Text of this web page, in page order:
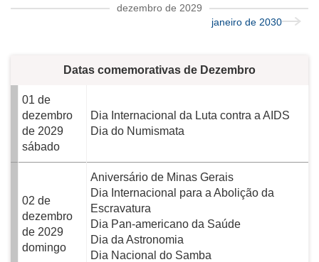
dezembro de 2029
janeiro de 2030
Datas comemorativas de Dezembro
01 de
dezembro
de 2029
sábado
Dia Internacional da Luta contra a AIDS
Dia do Numismata
02 de
dezembro
de 2029
domingo
Aniversário de Minas Gerais
Dia Internacional para a Abolição da
Escravatura
Dia Pan-americano da Saúde
Dia da Astronomia
Dia Nacional do Samba